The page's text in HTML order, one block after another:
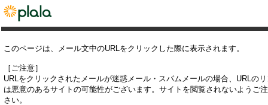
このページは、メール文中のURLをクリックした際に表示されます。
［ご注意］
URLをクリックされたメールが迷惑メール・スパムメールの場合、URLの
は悪意のあるサイトの可能性がございます。サイトを閲覧されないようご
さい。